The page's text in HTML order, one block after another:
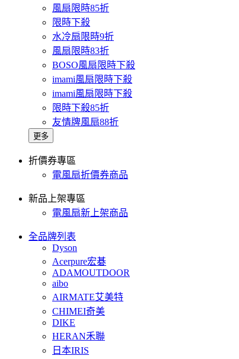
風扇限時85折
限時下殺
水冷扇限時9折
風扇限時83折
BOSO風扇限時下殺
imami風扇限時下殺
imami風扇限時下殺
限時下殺85折
友情牌風扇88折
更多
折價券專區
電風扇折價券商品
新品上架專區
電風扇新上架商品
全品牌列表
Dyson
Acerpure宏碁
ADAMOUTDOOR
aibo
AIRMATE艾美特
CHIMEI奇美
DIKE
HERAN禾聯
日本IRIS